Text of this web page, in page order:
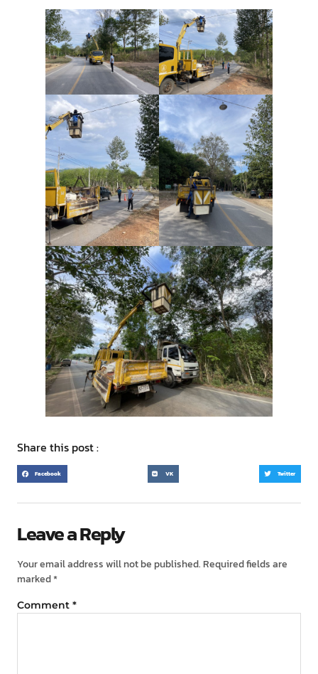
Share this post :
Facebook VK Twitter
Leave a Reply
Your email address will not be published. Required fields are
marked*
Comment *